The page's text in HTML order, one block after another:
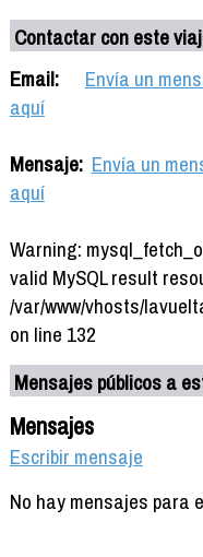
Contactar con este
Email:
Envía un
aquí
Mensaje: Envía un
aquí
Warning:
valid MySQL result
/var/www/vhosts/
on line 132
Mensajes públicos a
Mensajes
Escribir mensaje
No hay mensajes para